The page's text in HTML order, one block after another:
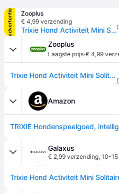
advertentie
Zooplus
€ 4,99 verzending
Trixie Hond Activiteit Mini Solitaire ø20cm hond
Zooplus
Laagste prijs·€ 4,99
Trixie Hond Activiteit Mini Solitaire ø20cm hond
Amazon
Galaxus
€ 2,99 verzending, 10-15